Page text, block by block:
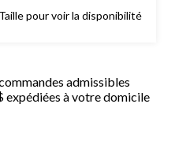
pour voir la disponibilité
admissibles
expédiées à votre domicile